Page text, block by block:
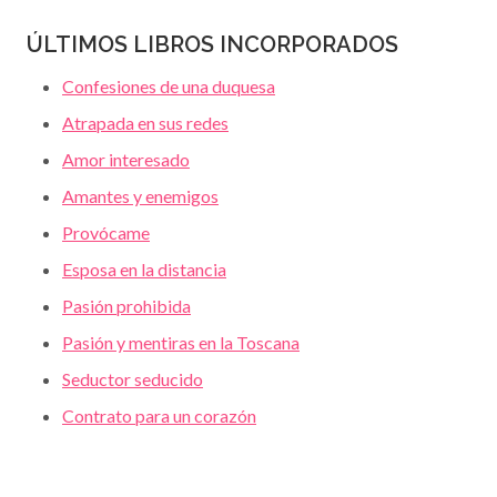
ÚLTIMOS LIBROS INCORPORADOS
Confesiones de una duquesa
Atrapada en sus redes
Amor interesado
Amantes y enemigos
Provócame
Esposa en la distancia
Pasión prohibida
Pasión y mentiras en la Toscana
Seductor seducido
Contrato para un corazón